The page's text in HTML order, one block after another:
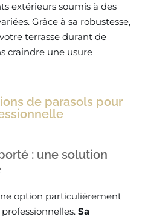
extérieurs soumis à des
Grâce à sa robustesse,
terrasse durant de
craindre une usure
de parasols pour
: une solution
option particulièrement
Sa